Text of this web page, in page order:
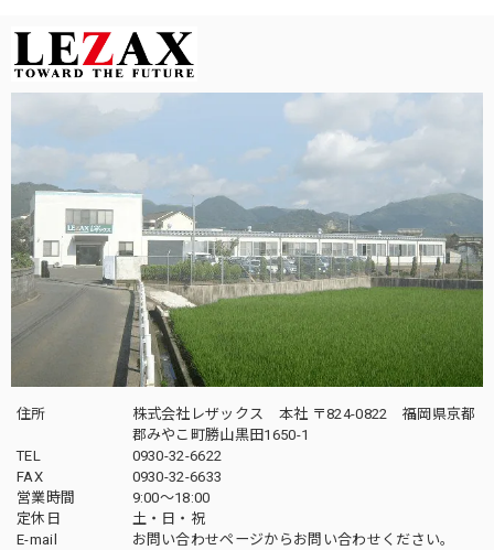
住所
株式会社レザックス 本社 〒824-0822 福岡県京都
郡みやこ町勝山黒田1650-1
TEL
0930-32-6622
FAX
0930-32-6633
営業時間
9:00〜18:00
定休日
土・日・祝
E-mail
お問い合わせページからお問い合わせください。